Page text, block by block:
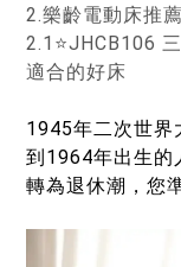
2.樂齡電動床推薦
2.1⭐JHCB106
適合的好床
1945年二次世界
到1964年出生的
轉為退休潮，您